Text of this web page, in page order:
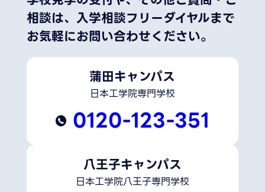
相談は、 入学相談フリーダイヤルまで
お気軽にお問い合わせください。
蒲田キャンパス
日本工学院専門学校
0120-123-351
八王子キャンパス
日本工学院八王子専門学校